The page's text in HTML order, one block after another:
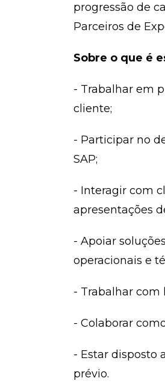
progressão de
Parceiros de
Sobre o que é
- Trabalhar em
cliente;
- Participar no
SAP;
- Interagir com
apresentações
- Apoiar
operacionais e
- Trabalhar com
- Colaborar
- Estar disposto
prévio.